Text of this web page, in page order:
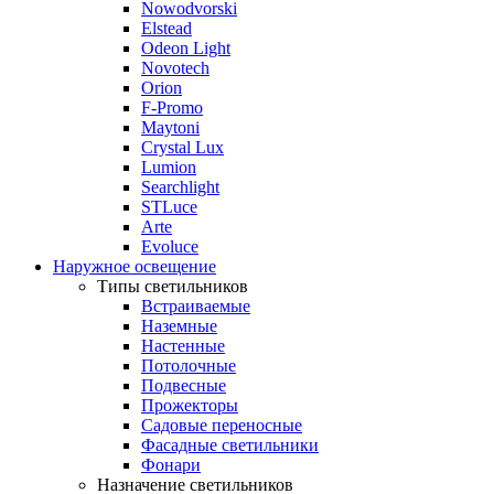
Nowodvorski
Elstead
Odeon Light
Novotech
Orion
F-Promo
Maytoni
Crystal Lux
Lumion
Searchlight
STLuce
Arte
Evoluce
Наружное освещение
Типы светильников
Встраиваемые
Наземные
Настенные
Потолочные
Подвесные
Прожекторы
Садовые переносные
Фасадные светильники
Фонари
Назначение светильников